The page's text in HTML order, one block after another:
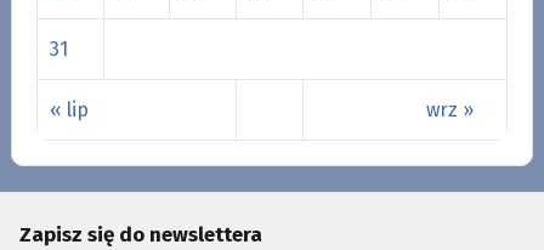
« lip wrz »
31
Zapisz się do newslettera